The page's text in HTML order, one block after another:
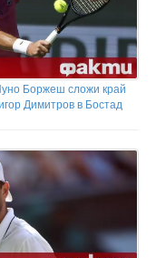
Боржеш сложи край
Димитров в Бостад